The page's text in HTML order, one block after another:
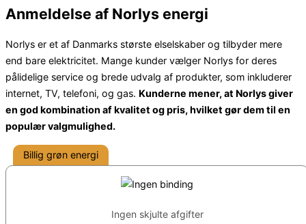
Anmeldelse af Norlys energi
Norlys er et af Danmarks største elselskaber og tilbyder mere
end bare elektricitet. Mange kunder vælger Norlys for deres
pålidelige service og brede udvalg af produkter, som inkluderer
internet, TV, telefoni, og gas. Kunderne mener, at Norlys giver
en god kombination af kvalitet og pris, hvilket gør dem til en
populær valgmulighed.
Billig grøn energi
Ingen skjulte afgifter